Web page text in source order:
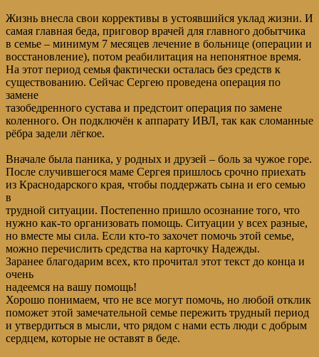
Жизнь внесла свои коррективы в устоявшийся уклад жизни. И
самая главная беда, приговор врачей для главного добытчика
в семье – минимум 7 месяцев лечение в больнице (операции и
восстановление), потом реабилитация на непонятное время.
На этот период семья фактически осталась без средств к
существованию. Сейчас Сергею проведена операция по
замене
тазобедренного сустава и предстоит операция по замене
коленного. Он подключён к аппарату ИВЛ, так как сломанные
рёбра задели лёгкое.
Вначале была паника, у родных и друзей – боль за чужое горе.
После случившегося маме Сергея пришлось срочно приехать
из Краснодарского края, чтобы поддержать сына и его семью
в
трудной ситуации. Постепенно пришло осознание того, что
нужно как-то организовать помощь. Ситуации у всех разные,
но вместе мы сила. Если кто-то захочет помочь этой семье,
можно перечислить средства на карточку Надежды.
Заранее благодарим всех, кто прочитал этот текст до конца и
очень
надеемся на вашу помощь!
Хорошо понимаем, что не все могут помочь, но любой отклик
поможет этой замечательной семье пережить трудный период
и утвердиться в мысли, что рядом с нами есть люди с добрым
сердцем, которые не оставят в беде.